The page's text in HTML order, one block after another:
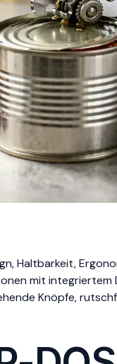
Haltbarkeit,
mit
Knöpfe,